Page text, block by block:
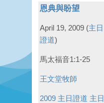
恩典與盼望
April 19, 2009 (主日
證道)
馬太福音1:1-25
王文堂牧師
2009 主日證道 主日